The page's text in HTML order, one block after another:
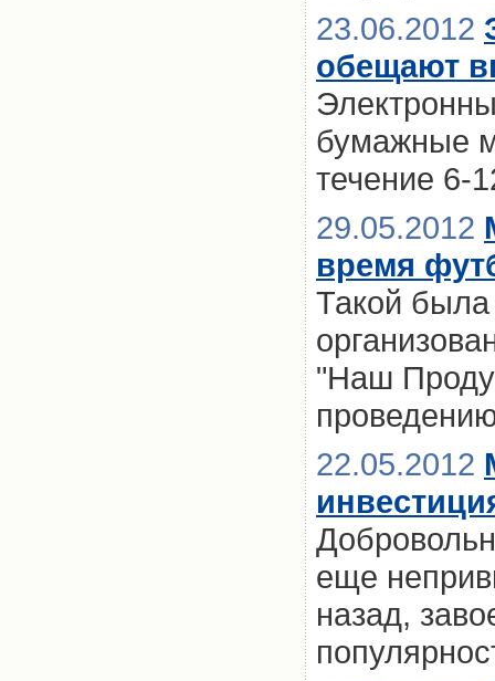
23.06.2012
обещают
бумажные
течение 6-
29.05.2012
время
Такой была
"Наш
22.05.2012
еще
назад,